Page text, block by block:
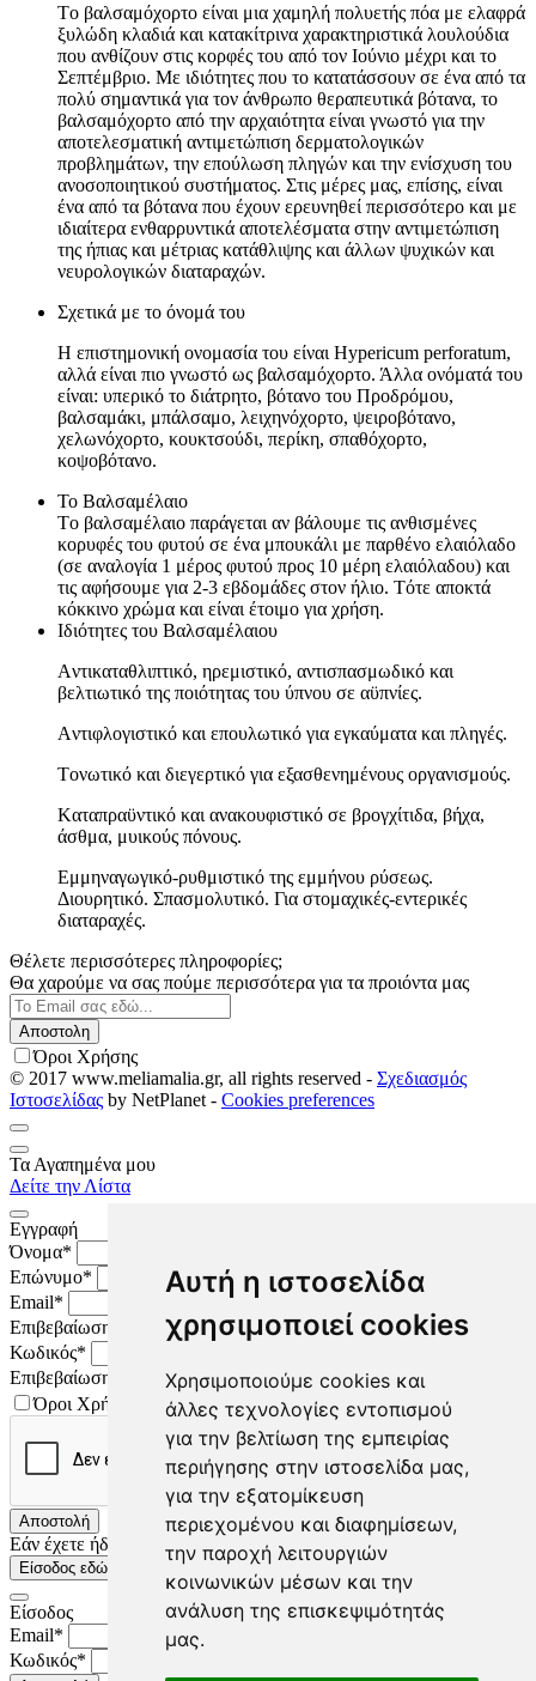
Αυτή η ιστοσελίδα
χρησιμοποιεί cookies
Χρησιμοποιούμε cookies και
άλλες τεχνολογίες εντοπισμού
για την βελτίωση της εμπειρίας
περιήγησης στην ιστοσελίδα μας,
για την εξατομίκευση
περιεχομένου και διαφημίσεων,
την παροχή λειτουργιών
κοινωνικών μέσων και την
ανάλυση της επισκεψιμότητάς
μας.
Tο βαλσαμόχορτο είναι μια χαμηλή πολυετής πόα με ελαφρά
ξυλώδη κλαδιά και κατακίτρινα χαρακτηριστικά λουλούδια
που ανθίζουν στις κορφές του από τον Iούνιο μέχρι και το
Σεπτέμβριο. Mε ιδιότητες που το κατατάσσουν σε ένα από τα
πολύ σημαντικά για τον άνθρωπο θεραπευτικά βότανα, το
βαλσαμόχορτο από την αρχαιότητα είναι γνωστό για την
αποτελεσματική αντιμετώπιση δερματολογικών
προβλημάτων, την επούλωση πληγών και την ενίσχυση του
ανοσοποιητικού συστήματος. Στις μέρες μας, επίσης, είναι
ένα από τα βότανα που έχουν ερευνηθεί περισσότερο και με
ιδιαίτερα ενθαρρυντικά αποτελέσματα στην αντιμετώπιση
της ήπιας και μέτριας κατάθλιψης και άλλων ψυχικών και
νευρολογικών διαταραχών.
Σχετικά με το όνομά του
H επιστημονική ονομασία του είναι Hypericum perforatum,
αλλά είναι πιο γνωστό ως βαλσαμόχορτο. Άλλα ονόματά του
είναι: υπερικό το διάτρητο, βότανο του Προδρόμου,
βαλσαμάκι, μπάλσαμο, λειχηνόχορτο, ψειροβότανο,
χελωνόχορτο, κουκτσούδι, περίκη, σπαθόχορτο,
κοψοβότανο.
Το Βαλσαμέλαιο
Tο βαλσαμέλαιο παράγεται αν βάλουμε τις ανθισμένες
κορυφές του φυτού σε ένα μπουκάλι με παρθένο ελαιόλαδο
(σε αναλογία 1 μέρος φυτού προς 10 μέρη ελαιόλαδου) και
τις αφήσουμε για 2-3 εβδομάδες στον ήλιο. Tότε αποκτά
κόκκινο χρώμα και είναι έτοιμο για χρήση.
Ιδιότητες του Βαλσαμέλαιου
Aντικαταθλιπτικό, ηρεμιστικό, αντισπασμωδικό και
βελτιωτικό της ποιότητας του ύπνου σε αϋπνίες.
Aντιφλογιστικό και επουλωτικό για εγκαύματα και πληγές.
Tονωτικό και διεγερτικό για εξασθενημένους οργανισμούς.
Kαταπραϋντικό και ανακουφιστικό σε βρογχίτιδα, βήχα,
άσθμα, μυικούς πόνους.
Eμμηναγωγικό-ρυθμιστικό της εμμήνου ρύσεως.
Διουρητικό. Σπασμολυτικό. Για στομαχικές-εντερικές
διαταραχές.
Θέλετε περισσότερες πληροφορίες;
Θα χαρούμε να σας πούμε περισσότερα για τα προιόντα μας
Όροι Χρήσης
© 2017 www.meliamalia.gr, all rights reserved - Σχεδιασμός
Ιστοσελίδας by NetPlanet - Cookies preferences
Τα Αγαπημένα μου
Δείτε την Λίστα
Εγγραφή
Όνομα*
Επώνυμο*
Email*
Επιβεβαίωση Email*
Κωδικός*
Επιβεβαίωση κωδικού*
Όροι Χρήσης
Αποστολή
Εάν έχετε ήδη λογαριασμό
Είσοδος εδώ
Είσοδος
Email*
Κωδικός*